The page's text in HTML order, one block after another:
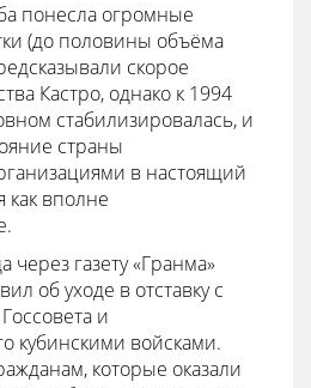
понесла огромные
(до половины объёма
скорое
Кастро, однако к 1994
стабилизировалась, и
страны
в настоящий
как вполне
через газету «Гранма»
об уходе в отставку с
и
кубинскими войсками.
которые оказали